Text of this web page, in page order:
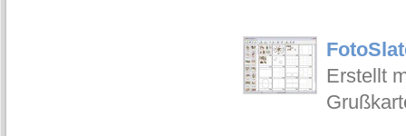
Erstellt